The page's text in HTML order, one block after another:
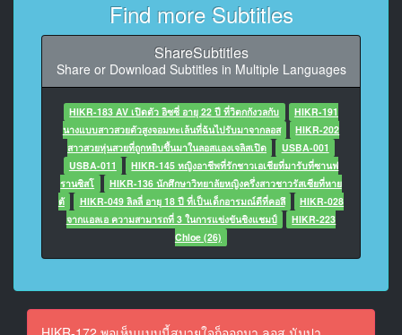
At 00:00:52,300, Character said: I was waiting for my
friends.
11
At 00:01:00,600, Character said: Yeah, so last time
you said you were like me.
12
At 00:01:03,740, Character said: Friends, or
something.
13
At 00:01:05,580, Character said: Exactly.
Find more Subtitles
ShareSubtitles
Share or Download Subtitles in Multiple Languages
HIKR-183 AV เปิดตัว อิซซี่ อายุ 22 ปี ที่วิตกกังวลกับ
HIKR-191
นางแบบสาวสวยตัวสูงจอมทะเล้นที่ฉันไปรับมาจากลอส
HIKR-202
สาวสวยหุ่นสวยที่ถูกหยิบขึ้นมาในลอสแองเจลิสเปิด
USBA-001
USBA-011
HIKR-145 หญิงอาชีพที่รักชาวเอเชียที่มารับที่ซานฟ
รานซิสโ
HIKR-136 นักศึกษาวิทยาลัยหญิงครึ่งสาวชาวรัสเซียที่หาย
ตั
HIKR-049 ลิลลี่ อายุ 18 ปี ที่เป็นเด็กอารมณ์ดีที่คอลึ
HIKR-028
จากแอลเอ ความสามารถที่ 3 ในการแข่งขันชิงแชมป์
HIKR-223
Chloe (26)